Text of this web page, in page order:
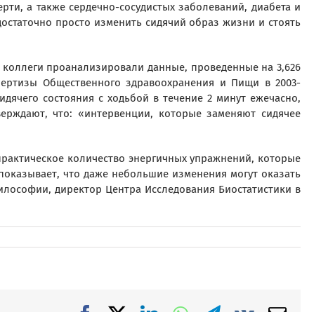
а также сердечно-сосудистых заболеваний, диабета и
просто изменить сидячий образ жизни и стоять
проанализировали данные, проведенные на 3,626
Общественного здравоохранения и Пищи в 2003-
состояния с ходьбой в течение 2 минут ежечасно,
что: «интервенции, которые заменяют сидячее
количество энергичных упражнений, которые
что даже небольшие изменения могут оказать
директор Центра Исследования Биостатистики в